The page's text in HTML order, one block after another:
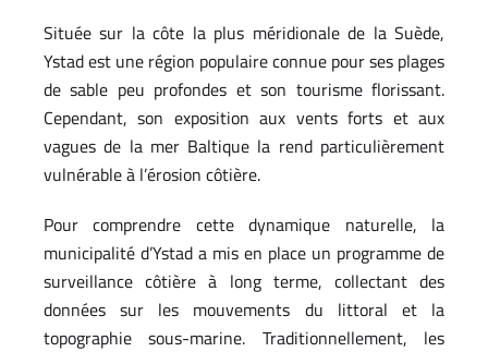
Située sur la côte la plus méridionale de la Suède,
Ystad est une région populaire connue pour ses plages
de sable peu profondes et son tourisme florissant.
Cependant, son exposition aux vents forts et aux
vagues de la mer Baltique la rend particulièrement
vulnérable à l’érosion côtière.
Pour comprendre cette dynamique naturelle, la
municipalité d’Ystad a mis en place un programme de
surveillance côtière à long terme, collectant des
données sur les mouvements du littoral et la
topographie sous-marine. Traditionnellement, les